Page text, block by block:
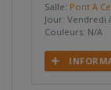
Salle: Pont A
Jour: Vendredi
Couleurs: N/A